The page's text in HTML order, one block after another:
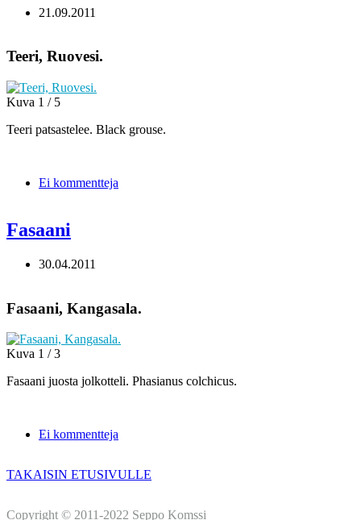
21.09.2011
Teeri, Ruovesi.
Kuva 1 / 5
Teeri patsastelee. Black grouse.
Ei kommentteja
Fasaani
30.04.2011
Fasaani, Kangasala.
Kuva 1 / 3
Fasaani juosta jolkotteli. Phasianus colchicus.
Ei kommentteja
TAKAISIN ETUSIVULLE
Copyright © 2011-2022 Seppo Komssi